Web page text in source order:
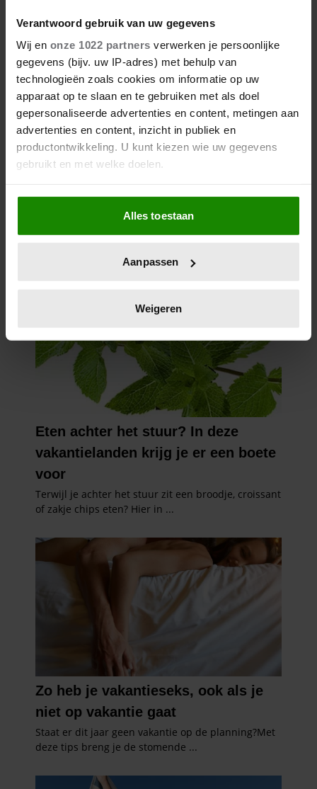
Verantwoord gebruik van uw gegevens
Wij en onze 1022 partners verwerken je persoonlijke
gegevens (bijv. uw IP-adres) met behulp van
technologieën zoals cookies om informatie op uw
apparaat op te slaan en te gebruiken met als doel
gepersonaliseerde advertenties en content, metingen aan
advertenties en content, inzicht in publiek en
productontwikkeling. U kunt kiezen wie uw gegevens
gebruikt en met welke doelen.
Als u het toestaat, willen we ook graag:
Informatie verzamelen over uw geografische
locatie, die tot een paar meter nauwkeurig kan zijn
scannen op specifieke eigenschappen (fingerprinting)
verwerkt en stel uw voorkeuren in het
intrekken in de Cookieverklaring.
We gebruiken cookies om content en advertenties te
personaliseren, om functies voor social media te bieden
en om ons websiteverkeer te analyseren. Ook delen we
informatie over uw gebruik van onze site met onze
partners kunnen deze gegevens combineren met andere
informatie die u aan ze heeft verstrekt of die ze hebben
verzameld op basis van uw gebruik van hun services. U
gaat akkoord met onze cookies als u onze website blijft
Alles toestaan
Aanpassen
Weigeren